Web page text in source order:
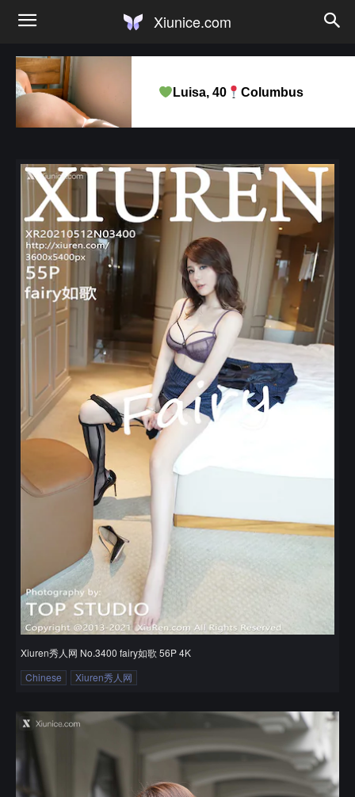
Xiunice.com
Luisa, 40 Columbus
Xiuren秀人网 No.3400 fairy如歌 56P 4K
Chinese
Xiuren秀人网